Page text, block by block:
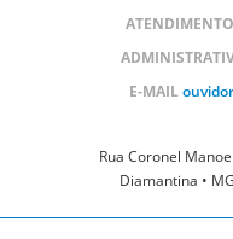
E-MAIL
Rua Coronel
Diamantina •